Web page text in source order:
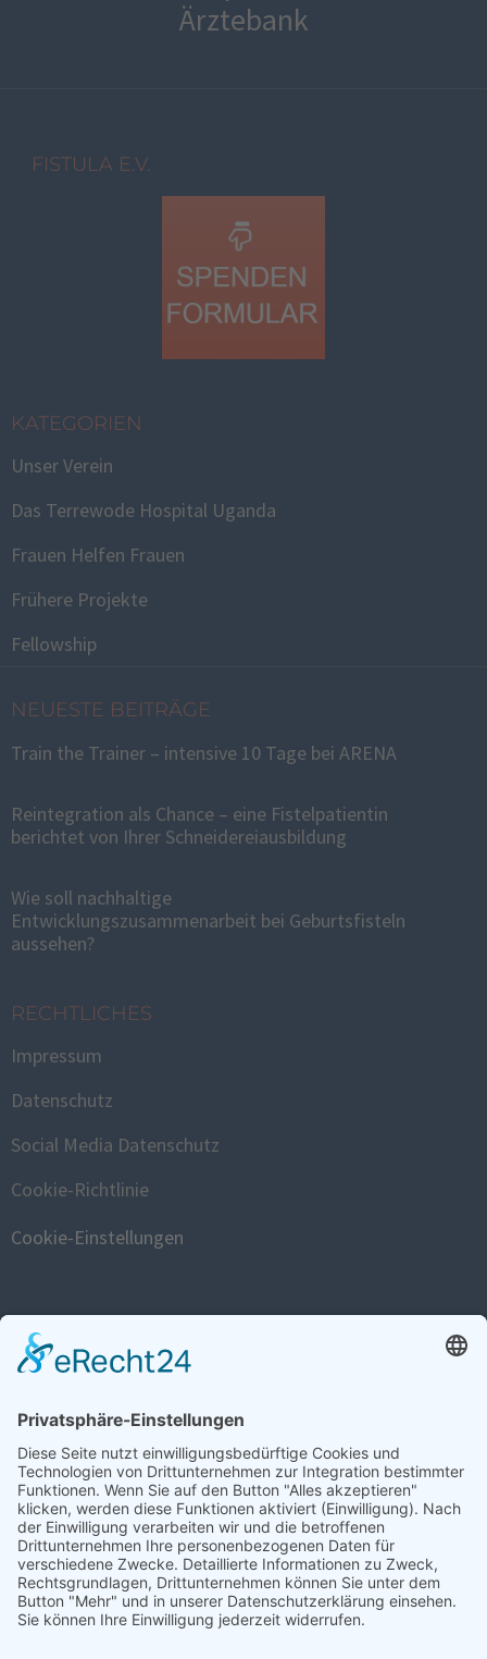
Ärztebank
FISTULA E.V.
KATEGORIEN
Unser Verein
Das Terrewode Hospital Uganda
Frauen Helfen Frauen
Frühere Projekte
Fellowship
NEUESTE BEITRÄGE
Train the Trainer – intensive 10 Tage bei ARENA
Reintegration als Chance – eine Fistelpatientin
berichtet von Ihrer Schneidereiausbildung
Wie soll nachhaltige
Entwicklungszusammenarbeit bei Geburtsfisteln
aussehen?
RECHTLICHES
Impressum
Datenschutz
Social Media Datenschutz
Cookie-Richtlinie
Cookie-Einstellungen
FISTULA WEBSITE
www.fistula.de
SOCIAL